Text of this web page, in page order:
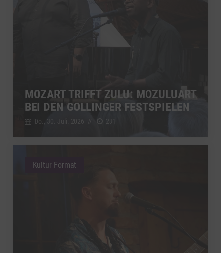
MOZART TRIFFT ZULU: MOZULUART
BEI DEN GOLLINGER FESTSPIELEN
Do., 30. Juli. 2026 231
Kultur Format